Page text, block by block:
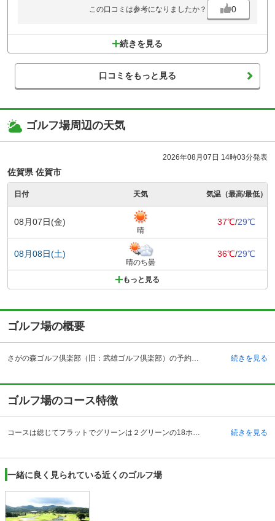
スタッフの対応は良かったです。この口コミは参考になりましたか？ 0
続きを見る
口コミをもっと見る
ゴルフ場周辺の天気
2026年08月07日 14時03分発表
佐賀県 佐賀市
日付 天気 気温（最高/最低）
08月07日(金)
晴
37℃/29℃
08月08日(土)
晴のち曇
36℃/29℃
もっと見る
ゴルフ場の概要
さがの森ゴルフ倶楽部（旧：武雄ゴルフ倶楽部）の予約ならじゃらんゴルフ。カートの有無や利用税、キャンセル料、ナイター設備、駐車場などのコース情報はもちろん、口コミ、フォトギャラリーなどコースの難易度や攻略に役立つ情報充実、予約する度にポイントが貯まるのでお得にゴルフをお楽しみ頂けます。 佐賀県武雄市にあるさがの森ゴルフ倶楽部（旧：武雄ゴルフ倶楽部）は、武雄北方インターチェンジから車で約５分、JR肥前山口駅からタクシーで約5分の場所にあるゴルフ場です。最寄りの駅が2駅ありどちらからも30分の場所にあり交通の便は良好です。1965年9月11日、伊津野勉氏・阿部恒雄両氏の設計によりオープンした、丘陵コース18ホールのゴルフ場です。コンセプトとして「歴史と伝統を刻むゴルフ場」、「美しい自然と緑豊かな戦略性に富んだベストコース」ということを掲げており、数多くのゴルファーを楽しませています。戦略性に富んだ池越え、谷越えなどもあって設計者の個性的な設計意図が見てうかがえます。美しい自然とゴルフの融合を目指し、ベストなコース管理とサービスを提供してくれます。 続きを見る
ゴルフ場のコース特徴
コースは総じてフラットでグリーンは２グリーンの18ホールの丘陵コースです。戦略性に富んだコースということで一見易しそうに見えるパー3もバンカーや樹木の配置でアイアンショットの厳しさを知らされる等、プレーヤーを飽きさせないコースとなっており、それぞれのホールで挑戦意欲湧かせます。またドラコン推奨ホールやニアピン推奨ホールも設けており、楽しめるようなコースとなっています。豪快なショットが満喫できる10・15・18番ホール、頭脳的な攻略法が要求される11・13・17番がこのコースのみどころとなっています。戦略性、正確性を求められる4番ホールは高低差6メートルの打ち下ろしがあり、楽しませてくれることでしょう。 続きを見る
一緒に良く見られている近くのゴルフ場